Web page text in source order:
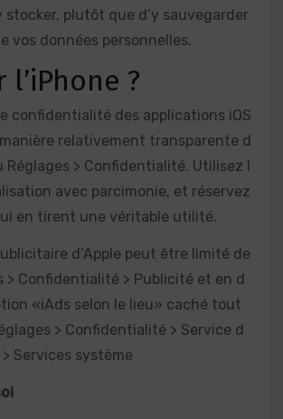
stocker, plutôt que d’y sauvegarder
vos données personnelles.
l’iPhone ?
confidentialité des applications iOS
relativement transparente d
Réglages > Confidentialité. Utilisez l
avec parcimonie, et réservez
en tirent une véritable utilité.
d’Apple peut être limité de
> Confidentialité > Publicité et en d
«iAds selon le lieu» caché tout
> Confidentialité > Service d
Services système